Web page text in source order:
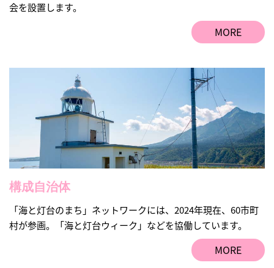
会を設置します。
MORE
構成自治体
「海と灯台のまち」ネットワークには、2024年現在、60市町
村が参画。「海と灯台ウィーク」などを協働しています。
MORE